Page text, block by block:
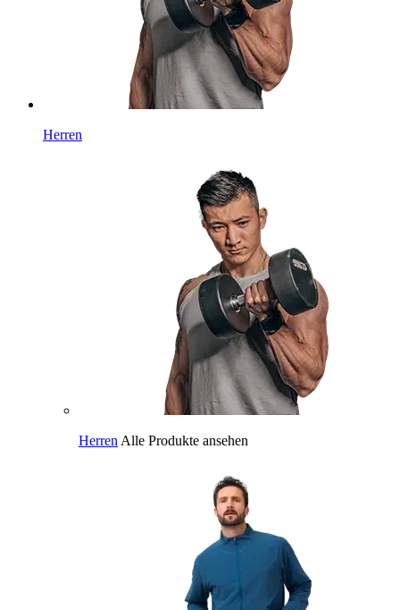
Herren
Herren Alle Produkte ansehen